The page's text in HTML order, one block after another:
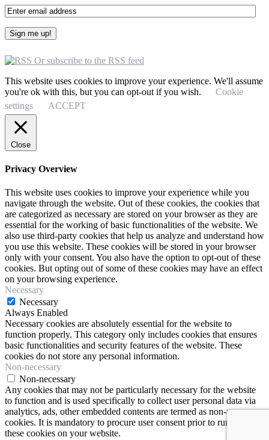
Or subscribe to the RSS feed
This website uses cookies to improve your experience. We'll assume
you're ok with this, but you can opt-out if you wish.
Cookie
settings
ACCEPT
Close
Privacy Overview
This website uses cookies to improve your experience while you
navigate through the website. Out of these cookies, the cookies that
are categorized as necessary are stored on your browser as they are
essential for the working of basic functionalities of the website. We
also use third-party cookies that help us analyze and understand how
you use this website. These cookies will be stored in your browser
only with your consent. You also have the option to opt-out of these
cookies. But opting out of some of these cookies may have an effect
on your browsing experience.
Necessary
Necessary
Always Enabled
Necessary cookies are absolutely essential for the website to
function properly. This category only includes cookies that ensures
basic functionalities and security features of the website. These
cookies do not store any personal information.
Non-necessary
Non-necessary
Any cookies that may not be particularly necessary for the website
to function and is used specifically to collect user personal data via
analytics, ads, other embedded contents are termed as non-necessary
cookies. It is mandatory to procure user consent prior to running
these cookies on your website.